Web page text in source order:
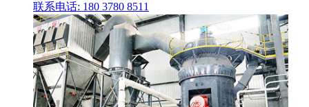
联系电话: 180 3780 8511